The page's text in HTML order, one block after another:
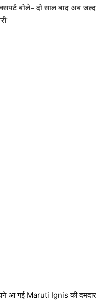
बोले– दो साल बाद अब जल्द
आ गई Maruti Ignis की दमदार